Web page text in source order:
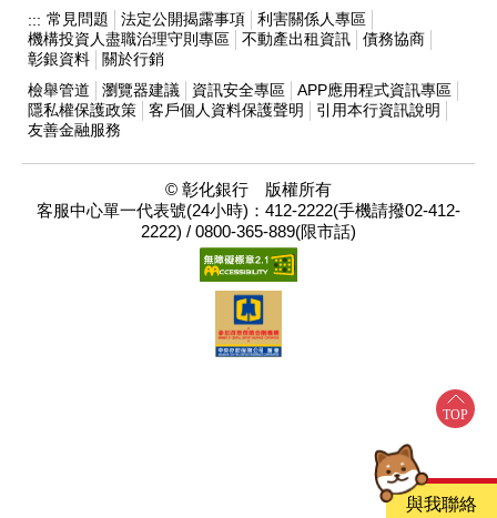
::: 常見問題 法定公開揭露事項
利害關係人專區
機構投資人盡職治理守則專區
不動產出租資訊
債務協商
彰銀資料
關於行銷
檢舉管道
瀏覽器建議 資訊安全專區
APP應用程式資訊專區
隱私權保護政策
客戶個人資料保護聲明
引用本行資訊說明
友善金融服務
© 彰化銀行 版權所有
客服中心單一代表號(24小時)：412-2222(手機請撥02-412-
2222) / 0800-365-889(限市話)
與我聯絡